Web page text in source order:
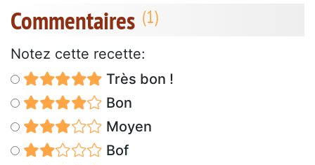
Commentaires
Notez cette recette:
Très bon !
Bon
Moyen
Bof